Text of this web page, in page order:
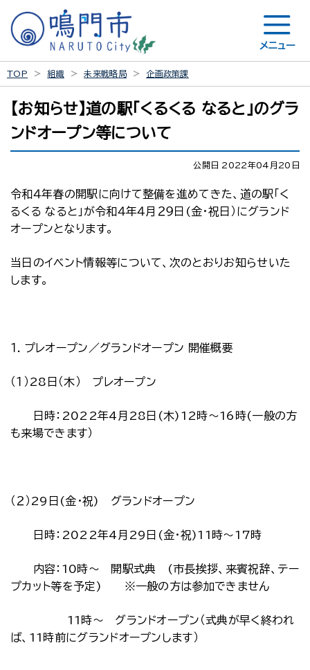
メニュー
TOP 組織 未来戦略局 企画政策課
【お知らせ】道の駅「くるくる なると」のグラ
ンドオープン等について
公開日 2022年04月20日
令和４年春の開駅に向けて整備を進めてきた、道の駅「く
るくる なると」が令和４年４月２９日(金・祝日）にグランド
オープンとなります。
当日のイベント情報等について、次のとおりお知らせいた
します。
１．プレオープン／グランドオープン 開催概要
（１）28日（木） プレオープン
日時：2022年4月28日(木)12時～16時(一般の方
も来場できます）
（２）29日(金・祝) グランドオープン
日時：2022年4月29日(金・祝)11時～17時
内容：10時～ 開駅式典 (市長挨拶、来賓祝辞、テー
プカット等を予定) ※一般の方は参加できません
11時～ グランドオープン（式典が早く終われ
ば、11時前にグランドオープンします）